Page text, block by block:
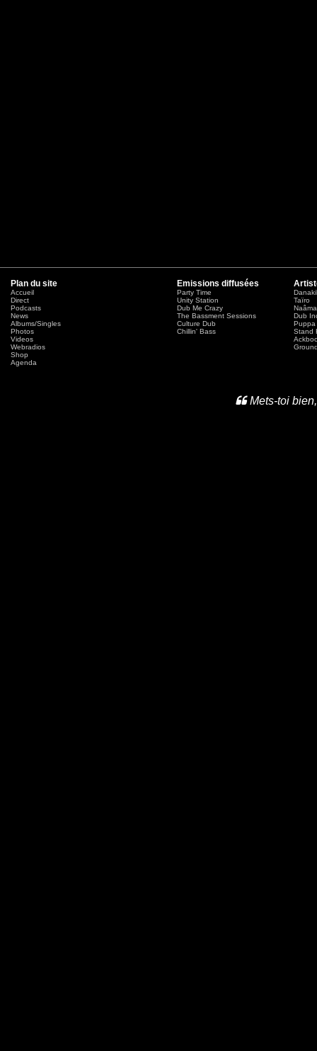
Plan du site
Accueil
Direct
Podcasts
News
Albums/Singles
Photos
Videos
Webradios
Shop
Agenda
Emissions diffusées
Party Time
Unity Station
Dub Me Crazy
The Bassment Sessions
Culture Dub
Chillin' Bass
Danakil
Taïro
Dub
Puppa
Stand
Mets-toi